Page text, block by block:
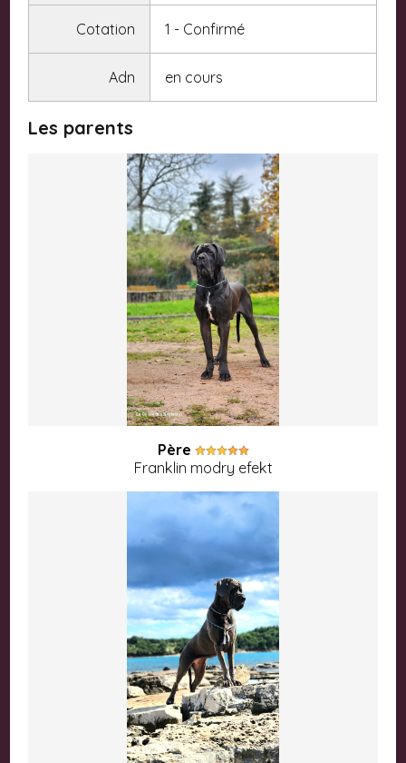
Cotation 1 - Confirmé
Adn en cours
Les parents
Père
Franklin modry efekt